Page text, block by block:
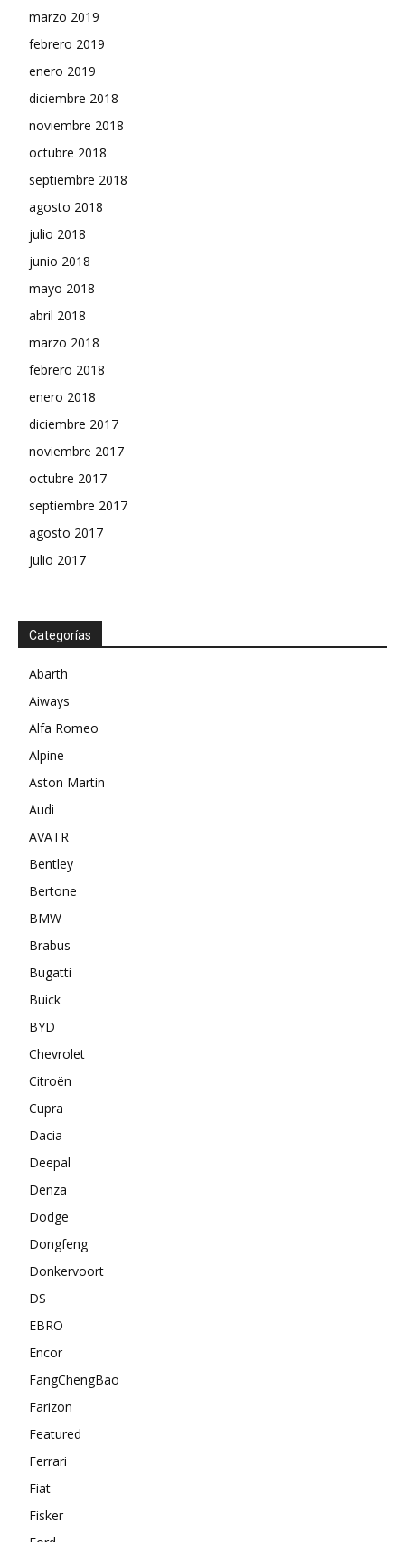
marzo 2019
febrero 2019
enero 2019
diciembre 2018
noviembre 2018
octubre 2018
septiembre 2018
agosto 2018
julio 2018
junio 2018
mayo 2018
abril 2018
marzo 2018
febrero 2018
enero 2018
diciembre 2017
noviembre 2017
octubre 2017
septiembre 2017
agosto 2017
julio 2017
Categorías
Abarth
Aiways
Alfa Romeo
Alpine
Aston Martin
Audi
AVATR
Bentley
Bertone
BMW
Brabus
Bugatti
Buick
BYD
Chevrolet
Citroën
Cupra
Dacia
Deepal
Denza
Dodge
Dongfeng
Donkervoort
DS
EBRO
Encor
FangChengBao
Farizon
Featured
Ferrari
Fiat
Fisker